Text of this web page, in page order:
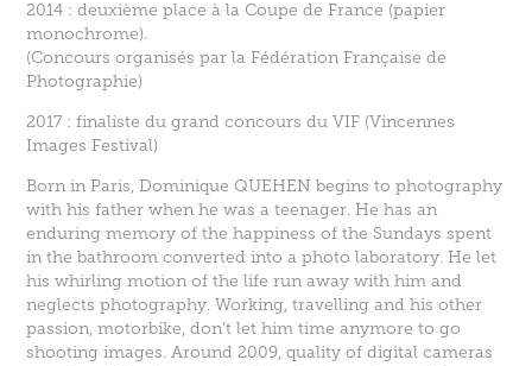
2014 : deuxième place à la Coupe de France (papier
monochrome).
(Concours organisés par la Fédération Française de
Photographie)
2017 : finaliste du grand concours du VIF (Vincennes
Images Festival)
Born in Paris, Dominique QUEHEN begins to photography
with his father when he was a teenager. He has an
enduring memory of the happiness of the Sundays spent
in the bathroom converted into a photo laboratory. He let
his whirling motion of the life run away with him and
neglects photography. Working, travelling and his other
passion, motorbike, don’t let him time anymore to go
shooting images. Around 2009, quality of digital cameras